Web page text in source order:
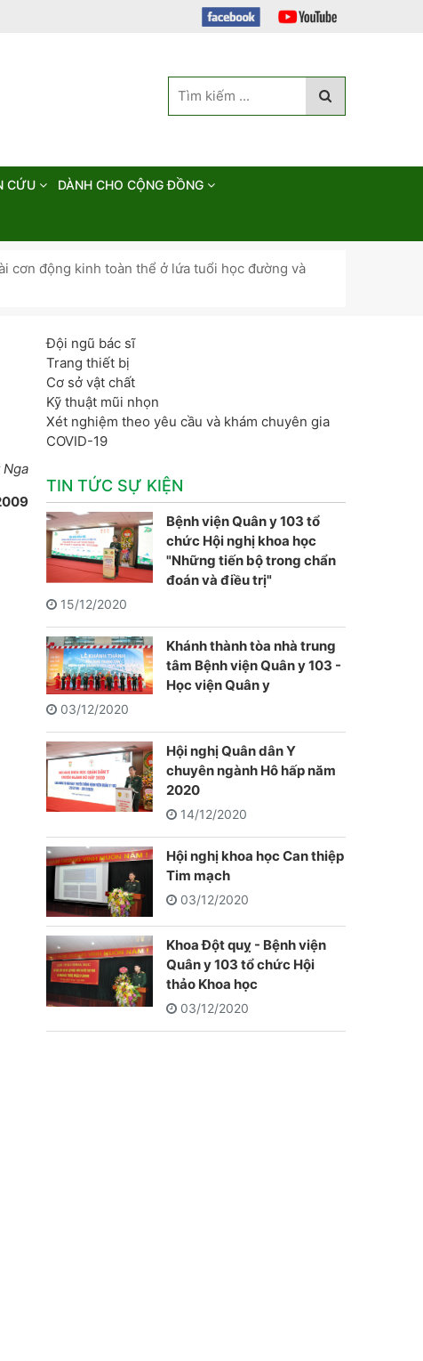
CỨU DÀNH CHO CỘNG ĐỒNG
cơn động kinh toàn thể ở lứa tuổi học đường và
Nga
Đội ngũ bác sĩ
Trang thiết bị
Cơ sở vật chất
Kỹ thuật mũi nhọn
Xét nghiệm theo yêu cầu và khám chuyên gia
COVID-19
TIN TỨC SỰ KIỆN
Bệnh viện Quân y 103 tổ
chức Hội nghị khoa học
"Những tiến bộ trong chẩn
đoán và điều trị"
15/12/2020
Khánh thành tòa nhà trung
tâm Bệnh viện Quân y 103 -
Học viện Quân y
03/12/2020
Hội nghị Quân dân Y
chuyên ngành Hô hấp năm
2020
14/12/2020
Hội nghị khoa học Can thiệp
Tim mạch
03/12/2020
Khoa Đột quỵ - Bệnh viện
Quân y 103 tổ chức Hội
thảo Khoa học
03/12/2020